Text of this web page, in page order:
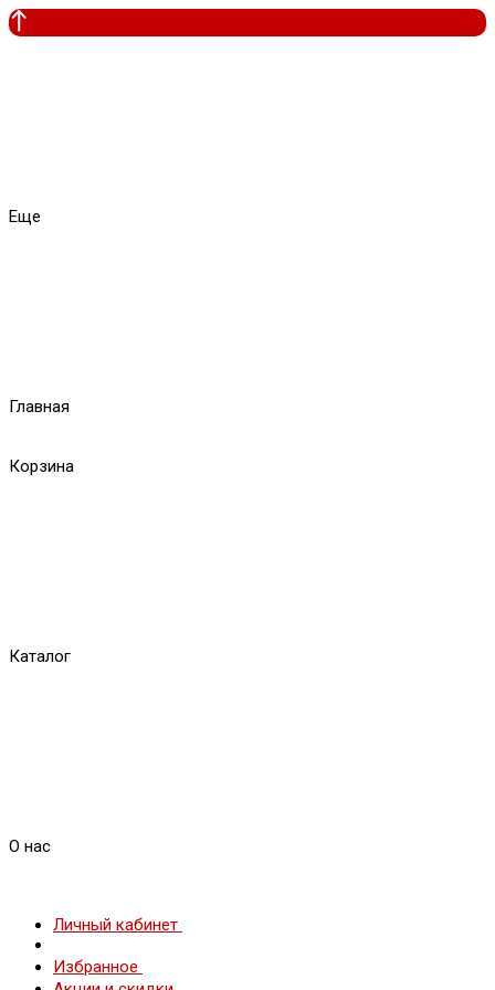
Еще
Главная
Корзина
Каталог
О нас
Личный кабинет
Избранное